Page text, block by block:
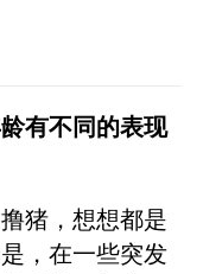
有不同的表现
猪，想想都是
，在一些突发